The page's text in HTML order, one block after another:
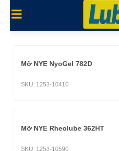
Mỡ NYE NyoGel 782D
SKU: 1253-10410
Mỡ NYE Rheolube 362HT
SKU: 1253-10590